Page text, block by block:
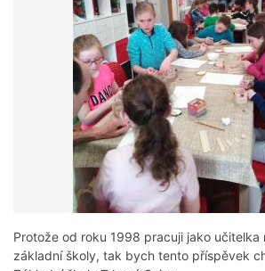
Protože od roku 1998 pracuji jako učitelka
základní školy, tak bych tento příspěvek